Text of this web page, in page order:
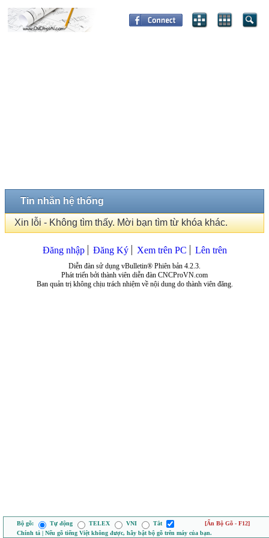
Tin nhắn hệ thống
Xin lỗi - Không tìm thấy. Mời bạn tìm từ khóa khác.
Đăng nhập Đăng Ký Xem trên PC Lên trên
Diễn đàn sử dụng vBulletin® Phiên bản 4.2.3.
Phát triển bởi thành viên diễn đàn CNCProVN.com
Ban quản trị không chịu trách nhiệm về nội dung do thành viên đăng.
Bộ gõ: Tự động TELEX VNI Tắt
[Ẩn Bộ Gõ - F12]
Chính tả | Nếu gõ tiếng Việt không được, hãy bật bộ gõ trên máy của bạn.